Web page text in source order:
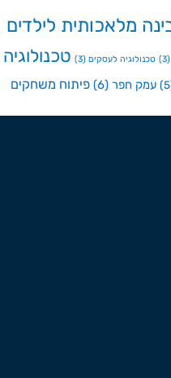
מלאכותית לילדים
(3) טכנולוגיה לעסקים (3)
טכנולוגיה
עמק חפר (6)
פיתוח משחקים